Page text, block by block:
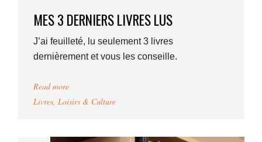
MES 3 DERNIERS LIVRES LUS
J’ai feuilleté, lu seulement 3 livres
dernièrement et vous les conseille.
Read more
Livres, Loisirs & Culture